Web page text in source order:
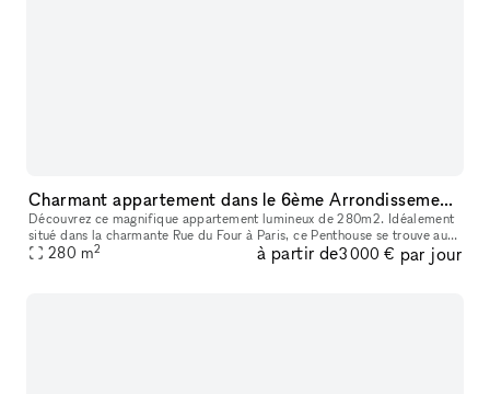
Charmant appartement dans le 6ème Arrondissement, rue Du Four en plein coeur de St Germain des Prés
Découvrez ce magnifique appartement lumineux de 280m2. Idéalement
situé dans la charmante Rue du Four à Paris, ce Penthouse se trouve au
sommet de l'hôtel particulier qui accueillait autrefois les ba
280 m2 à partir de3 000 € par jour